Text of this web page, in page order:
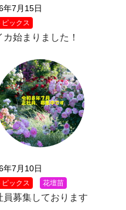
年7月15日
ピックス
カ始まりました！
年7月10日
ピックス 花壇苗
員募集しております